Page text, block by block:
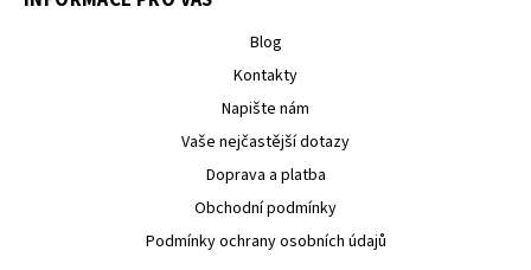
Blog
Kontakty
Napište nám
Vaše nejčastější dotazy
Doprava a platba
Obchodní podmínky
Podmínky ochrany osobních údajů